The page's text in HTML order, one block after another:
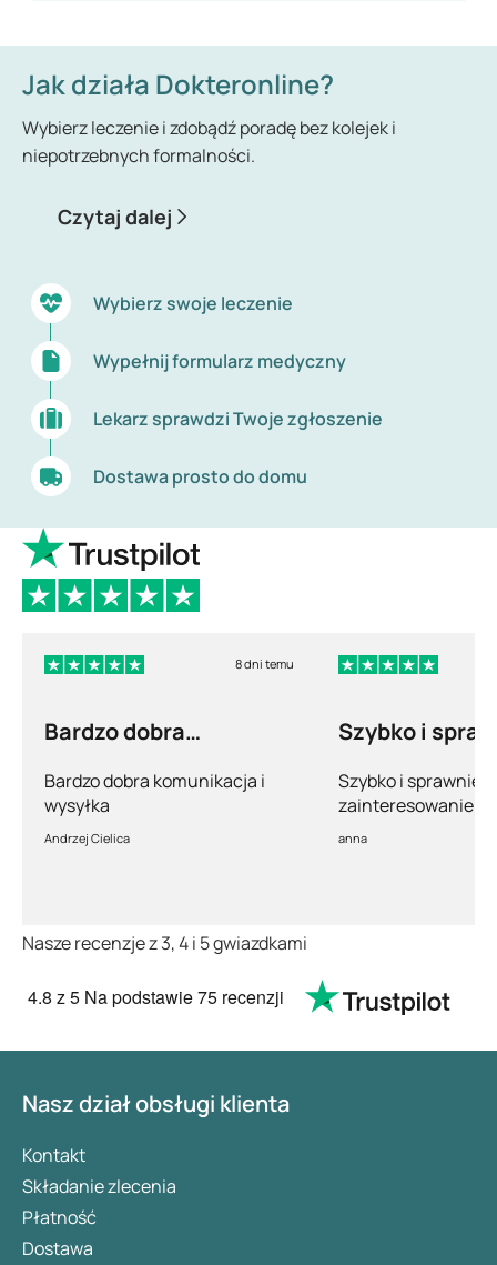
Jak działa Dokteronline?
Wybierz leczenie i zdobądź poradę bez kolejek i
niepotrzebnych formalności.
Czytaj dalej
Wybierz swoje leczenie
Wypełnij formularz medyczny
Lekarz sprawdzi Twoje zgłoszenie
Dostawa prosto do domu
8 dni temu
Bardzo dobra
Bardzo dobra komunikacja i
wysyłka
Andrzej Cielica
Szybko i
Szybko i sprawnie.
zainteresowanie
anna
Nasze recenzje z 3, 4 i 5 gwiazdkami
4.8 z 5 Na podstawie75 recenzji
Nasz dział obsługi klienta
Kontakt
Składanie zlecenia
Płatność
Dostawa